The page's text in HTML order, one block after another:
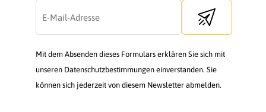
Send newsletter
Mit dem Absenden dieses Formulars erklären Sie sich mit
unseren Datenschutzbestimmungen einverstanden. Sie
können sich jederzeit von diesem Newsletter abmelden.